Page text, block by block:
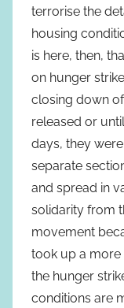
terrorise the
housing
is here, then,
on hunger
closing down
released or
days, they
separate
and spread in
solidarity from
movement
took up a more
the hunger
conditions are